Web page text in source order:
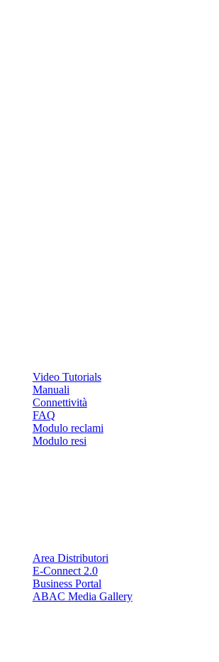
Video Tutorials
Manuali
Connettività
FAQ
Modulo reclami
Modulo resi
Area Distributori
E-Connect 2.0
Business Portal
ABAC Media Gallery